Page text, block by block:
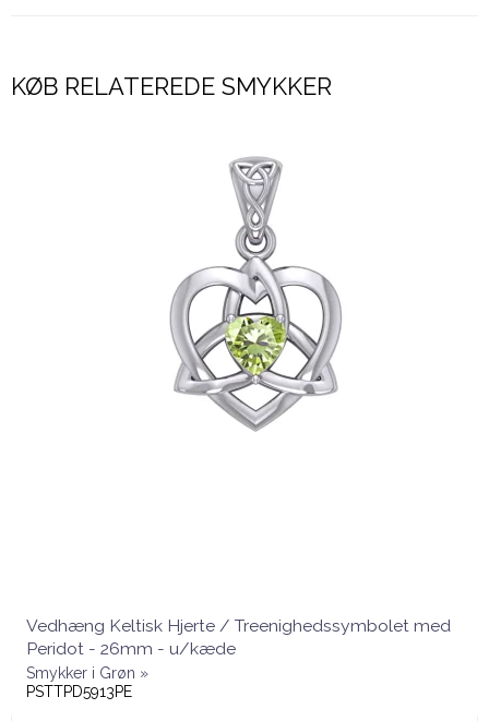
KØB RELATEREDE SMYKKER
Vedhæng Keltisk Hjerte / Treenighedssymbolet med
Peridot - 26mm - u/kæde
Smykker i Grøn »
PSTTPD5913PE